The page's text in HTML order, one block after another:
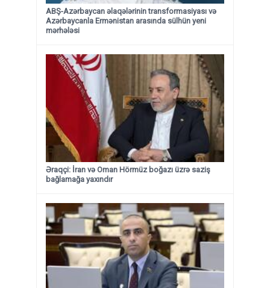
ABŞ-Azərbaycan əlaqələrinin transformasiyası və
Azərbaycanla Ermənistan arasında sülhün yeni
mərhələsi
Əraqçi: İran və Oman Hörmüz boğazı üzrə saziş
bağlamağa yaxındır